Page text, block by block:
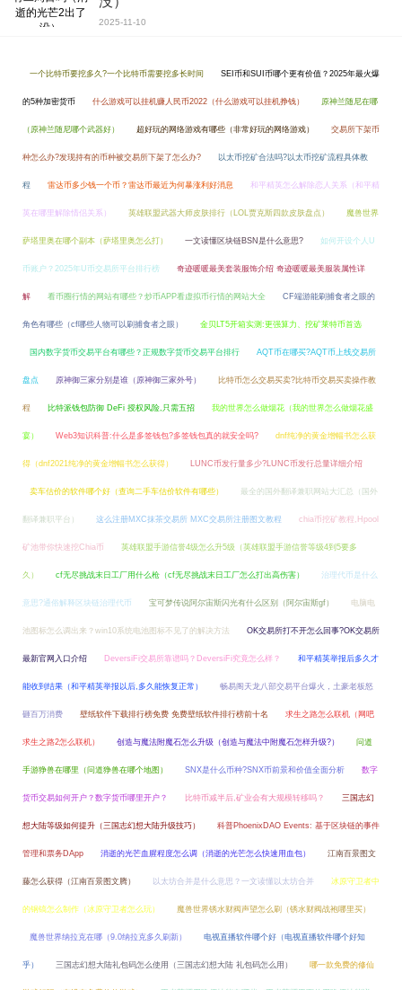
2025-11-10
一个比特币要挖多久?一个比特币需要挖多长时间 SEI币和SUI币哪个更有价值？2025年最火爆
的5种加密货币 什么游戏可以挂机赚人民币2022（什么游戏可以挂机挣钱） 原神兰随尼在哪
（原神兰随尼哪个武器好） 超好玩的网络游戏有哪些（非常好玩的网络游戏） 交易所下架币
种怎么办?发现持有的币种被交易所下架了怎么办? 以太币挖矿合法吗?以太币挖矿流程具体教
程 雷达币多少钱一个币？雷达币最近为何暴涨利好消息 和平精英怎么解除恋人关系（和平精
英在哪里解除情侣关系） 英雄联盟武器大师皮肤排行（LOL贾克斯四款皮肤盘点） 魔兽世界
萨塔里奥在哪个副本（萨塔里奥怎么打） 一文读懂区块链BSN是什么意思? 如何开设个人U
币账户？2025年U币交易所平台排行榜 奇迹暖暖最美套装服饰介绍 奇迹暖暖最美服装属性详
解 看币圈行情的网站有哪些？炒币APP看虚拟币行情的网站大全 CF端游能刷捕食者之眼的
角色有哪些（cf哪些人物可以刷捕食者之眼） 金贝LT5开箱实测:更强算力、挖矿莱特币首选
国内数字货币交易平台有哪些？正规数字货币交易平台排行 AQT币在哪买?AQT币上线交易所
盘点 原神御三家分别是谁（原神御三家外号） 比特币怎么交易买卖?比特币交易买卖操作教
程 比特派钱包防御 DeFi 授权风险,只需五招 我的世界怎么做烟花（我的世界怎么做烟花盛
宴） Web3知识科普:什么是多签钱包?多签钱包真的就安全吗? dnf纯净的黄金增幅书怎么获
得（dnf2021纯净的黄金增幅书怎么获得） LUNC币发行量多少?LUNC币发行总量详细介绍
卖车估价的软件哪个好（查询二手车估价软件有哪些） 最全的国外翻译兼职网站大汇总（国外
翻译兼职平台） 这么注册MXC抹茶交易所 MXC交易所注册图文教程 chia币挖矿教程,Hpool
矿池带你快速挖Chia币 英雄联盟手游信誉4级怎么升5级（英雄联盟手游信誉等级4到5要多
久） cf无尽挑战末日工厂用什么枪（cf无尽挑战末日工厂怎么打出高伤害） 治理代币是什么
意思?通俗解释区块链治理代币 宝可梦传说阿尔宙斯闪光有什么区别（阿尔宙斯gf） 电脑电
池图标怎么调出来？win10系统电池图标不见了的解决方法 OK交易所打不开怎么回事?OK交易所
最新官网入口介绍 DeversiFi交易所靠谱吗？DeversiFi究竟怎么样？ 和平精英举报后多久才
能收到结果（和平精英举报以后,多久能恢复正常） 畅易阁天龙八部交易平台爆火，土豪老板怒
砸百万消费 壁纸软件下载排行榜免费 免费壁纸软件排行榜前十名 求生之路怎么联机（网吧
求生之路2怎么联机） 创造与魔法附魔石怎么升级（创造与魔法中附魔石怎样升级?） 问道
手游狰兽在哪里（问道狰兽在哪个地图） SNX是什么币种?SNX币前景和价值全面分析 数字
货币交易如何开户？数字货币哪里开户？ 比特币减半后,矿业会有大规模转移吗？ 三国志幻
想大陆等级如何提升（三国志幻想大陆升级技巧） 科普PhoenixDAO Events: 基于区块链的事件
管理和票务DApp 消逝的光芒血腥程度怎么调（消逝的光芒怎么快速用血包） 江南百景图文
藤怎么获得（江南百景图文腾） 以太坊合并是什么意思？一文读懂以太坊合并 冰原守卫者中
的钢镐怎么制作（冰原守卫者怎么玩） 魔兽世界锈水财阀声望怎么刷（锈水财阀战袍哪里买）
魔兽世界纳拉克在哪（9.0纳拉克多久刷新） 电视直播软件哪个好（电视直播软件哪个好知
乎） 三国志幻想大陆礼包码怎么使用（三国志幻想大陆 礼包码怎么用） 哪一款免费的修仙